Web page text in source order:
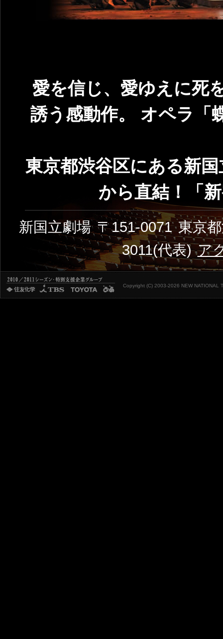
愛を信じ、愛ゆえに死
誘う感動作。 オペラ「
東京都渋谷区にある新
から直結！「
新国立劇場 〒151-0071 東京
3011(代表) ア
Copyright (C)2003-2026 NEW NATIONAL